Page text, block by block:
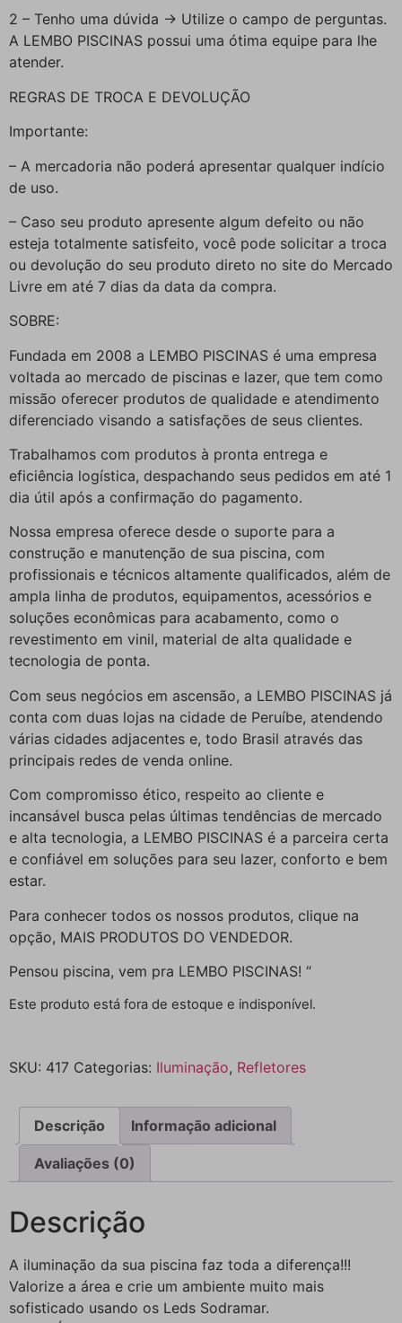
2 – Tenho uma dúvida -> Utilize o campo de perguntas.
A LEMBO PISCINAS possui uma ótima equipe para lhe
atender.
REGRAS DE TROCA E DEVOLUÇÃO
Importante:
– A mercadoria não poderá apresentar qualquer indício
de uso.
– Caso seu produto apresente algum defeito ou não
esteja totalmente satisfeito, você pode solicitar a troca
ou devolução do seu produto direto no site do Mercado
Livre em até 7 dias da data da compra.
SOBRE:
Fundada em 2008 a LEMBO PISCINAS é uma empresa
voltada ao mercado de piscinas e lazer, que tem como
missão oferecer produtos de qualidade e atendimento
diferenciado visando a satisfações de seus clientes.
Trabalhamos com produtos à pronta entrega e
eficiência logística, despachando seus pedidos em até 1
dia útil após a confirmação do pagamento.
Nossa empresa oferece desde o suporte para a
construção e manutenção de sua piscina, com
profissionais e técnicos altamente qualificados, além de
ampla linha de produtos, equipamentos, acessórios e
soluções econômicas para acabamento, como o
revestimento em vinil, material de alta qualidade e
tecnologia de ponta.
Com seus negócios em ascensão, a LEMBO PISCINAS já
conta com duas lojas na cidade de Peruíbe, atendendo
várias cidades adjacentes e, todo Brasil através das
principais redes de venda online.
Com compromisso ético, respeito ao cliente e
incansável busca pelas últimas tendências de mercado
e alta tecnologia, a LEMBO PISCINAS é a parceira certa
e confiável em soluções para seu lazer, conforto e bem
estar.
Para conhecer todos os nossos produtos, clique na
opção, MAIS PRODUTOS DO VENDEDOR.
Pensou piscina, vem pra LEMBO PISCINAS! “
Este produto está fora de estoque e indisponível.
SKU: 417 Categorias: Iluminação, Refletores
Descrição Informação adicional
Avaliações (0)
Descrição
A iluminação da sua piscina faz toda a diferença!!!
Valorize a área e crie um ambiente muito mais
sofisticado usando os Leds Sodramar.